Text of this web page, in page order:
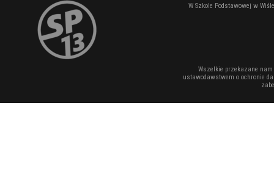
W Szkole Podstawowej w
Wszelkie przekazane
ustawodawstwem o ochronie